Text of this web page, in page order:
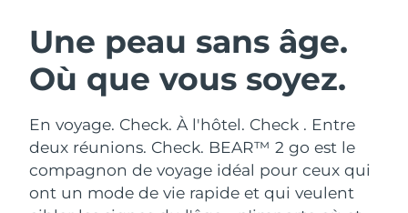
Une peau sans âge.
Où que vous soyez.
En voyage. Check. À l'hôtel. Check . Entre
deux réunions. Check. BEAR™ 2 go est le
compagnon de voyage idéal pour ceux qui
ont un mode de vie rapide et qui veulent
LUNA™ 4 coffret
Anti-aging massage
BEAR™ 2 coffret
Microcurrent toning
Autriche Livraison estimée
Bahreïn Livraison estimée8/10/26
Belgique
Bermudes Livraison estimée8/15/26
Bosnie-Herzégovine Livraison estimée8/12/26